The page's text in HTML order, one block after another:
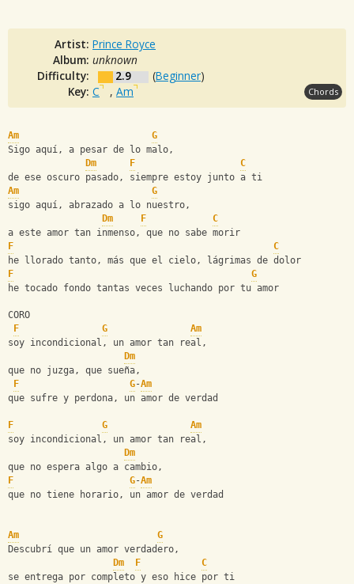
Artist: Prince Royce
Album: unknown
Difficulty:
2.9 (Beginner)
Key: C , Am Chords
Am
G
Sigo aquí, a pesar de lo malo,
Dm
F
C
de ese oscuro pasado, siempre estoy junto a ti
Am
G
sigo aquí, abrazado a lo nuestro,
Dm
F
C
a este amor tan inmenso, que no sabe morir
F
C
he llorado tanto, más que el cielo, lágrimas de dolor
F
G
he tocado fondo tantas veces luchando por tu amor
CORO
F
G
Am
soy incondicional, un amor tan real,
Dm
que no juzga, que sueña,
F
G-Am
que sufre y perdona, un amor de verdad
F G
Am
soy incondicional, un amor tan real,
Dm
que no espera algo a cambio,
F
G-Am
que no tiene horario, un amor de verdad
Am
G
Descubrí que un amor verdadero,
Dm
F
C
se entrega por completo y eso hice por ti